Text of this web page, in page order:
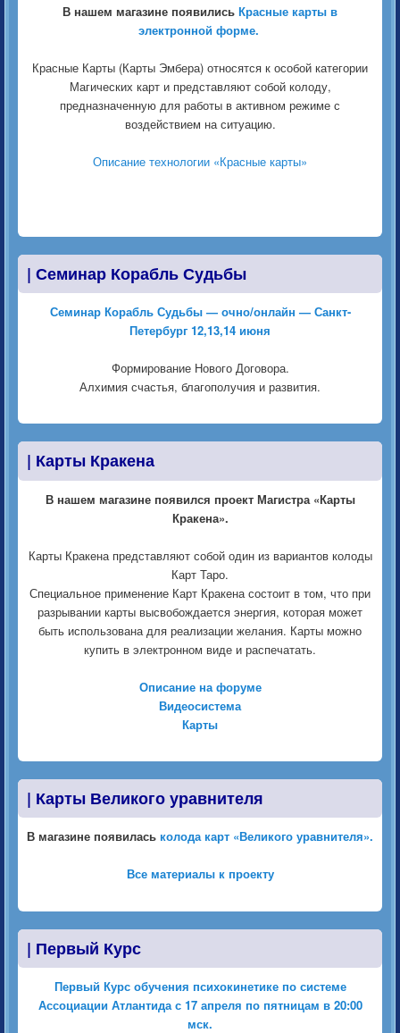
В нашем магазине появились Красные карты в
электронной форме.
Красные Карты (Карты Эмбера) относятся к особой категории
Магических карт и представляют собой колоду,
предназначенную для работы в активном режиме с
воздействием на ситуацию.
Описание технологии «Красные карты»
| Семинар Корабль Судьбы
Семинар Корабль Судьбы — очно/онлайн — Санкт-
Петербург 12,13,14 июня
Формирование Нового Договора.
Алхимия счастья, благополучия и развития.
| Карты Кракена
В нашем магазине появился проект Магистра «Карты
Кракена».
Карты Кракена представляют собой один из вариантов колоды
Карт Таро.
Специальное применение Карт Кракена состоит в том, что при
разрывании карты высвобождается энергия, которая может
быть использована для реализации желания. Карты можно
купить в электронном виде и распечатать.
Описание на форуме
Видеосистема
Карты
| Карты Великого уравнителя
В магазине появилась колода карт «Великого уравнителя».
Все материалы к проекту
| Первый Курс
Первый Курс обучения психокинетике по системе
Ассоциации Атлантида с 17 апреля по пятницам в 20:00
мск.